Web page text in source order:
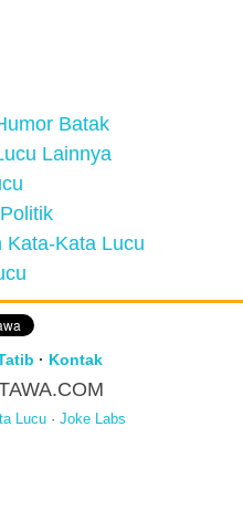
Batak
Lainnya
Kata-Kata Lucu
· Kontak
Lucu · Joke Labs